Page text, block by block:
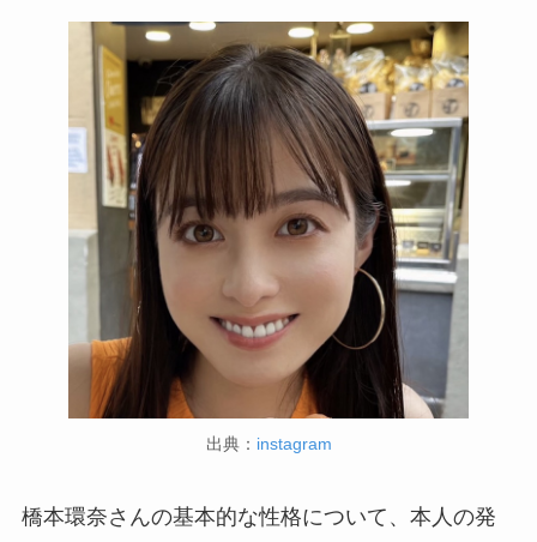
出典： instagram
橋本環奈さんの基本的な性格について、本人の発